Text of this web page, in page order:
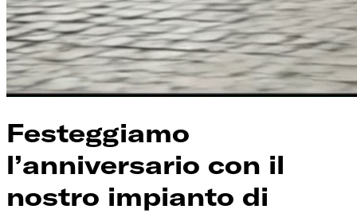
Festeggiamo
l’anniversario con il
nostro impianto di